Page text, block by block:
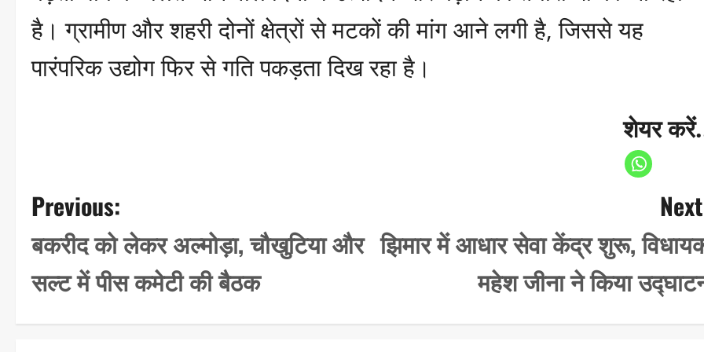
है। ग्रामीण और शहरी दोनों क्षेत्रों से मटकों की मांग आने लगी है, जिससे यह
पारंपरिक उद्योग फिर से गति पकड़ता दिख रहा है।
शेयर
P
s
t
Previous:
बकरीद को लेकर अल्मोड़ा, चौखुटिया और
सल्ट में पीस कमेटी की बैठक
झिमार में आधार सेवा केंद्र शुरू,
महेश जीना ने किया